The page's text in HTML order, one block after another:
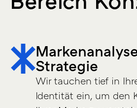
Strategie
Wir tauchen tief in
Identität ein, um den